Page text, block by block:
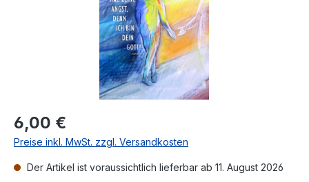
Regulärer Preis:
6,00 €
Preise inkl. MwSt. zzgl. Versandkosten
Der Artikel ist voraussichtlich lieferbar ab 11. August 2026